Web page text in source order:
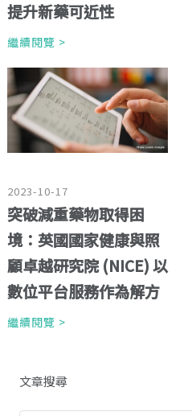
提升新藥可近性
繼續閱覽 >
2023-10-17
突破減重藥物取得困
境：英國國家健康與照
顧卓越研究院 (NICE) 以
數位平台服務作為解方
繼續閱覽 >
文章搜尋